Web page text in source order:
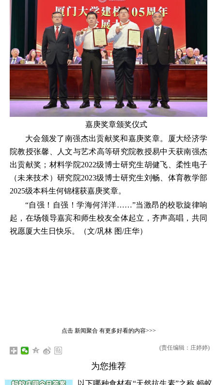
嘉庚奖章颁奖仪式
大会颁发了南强杰出贡献奖和嘉庚奖章。厦大经济学
院教授张馨、人文与艺术高等研究院教授易中天获南强杰
出贡献奖；材料学院2022级博士研究生胡健飞、柔性电子
（未来技术）研究院2023级博士研究生刘畅、体育教学部
2025级本科生何锦櫶获嘉庚奖章。
“自强！自强！学海何洋洋……”当激昂的校歌旋律响
起，在场领导嘉宾和师生校友全体起立，齐声高唱，共同
祝愿厦大生日快乐。（文/巩林 图/庄华）
点击 新闻聚合有更多好看的内容>>>
(责任编辑：庄婷婷)
为您推荐
以下哪种食材有“天然抗生素”之称 蚂蚁